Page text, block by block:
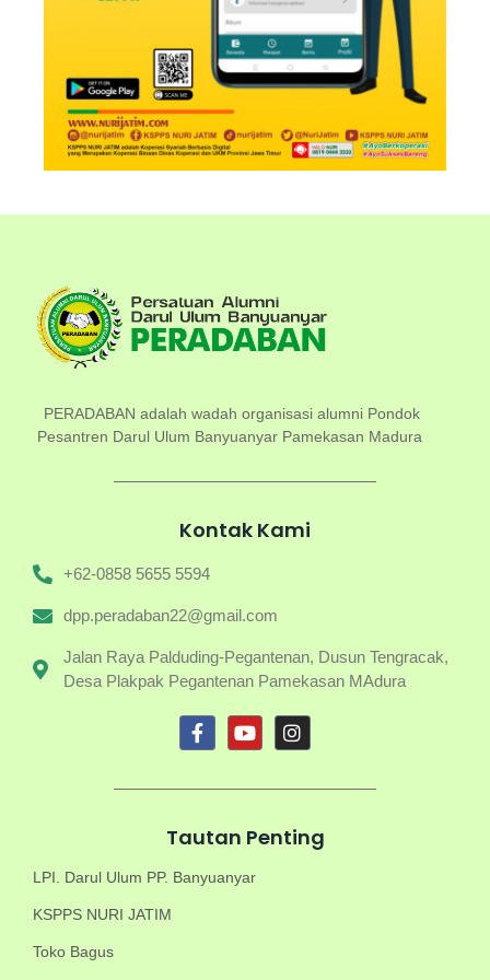
PERADABAN adalah wadah organisasi alumni Pondok
Pesantren Darul Ulum Banyuanyar Pamekasan Madura
Kontak Kami
+62-0858 5655 5594
dpp.peradaban22@gmail.com
Jalan Raya Palduding-Pegantenan, Dusun Tengracak,
Desa Plakpak Pegantenan Pamekasan MAdura
Tautan Penting
LPI. Darul Ulum PP. Banyuanyar
KSPPS NURI JATIM
Toko Bagus